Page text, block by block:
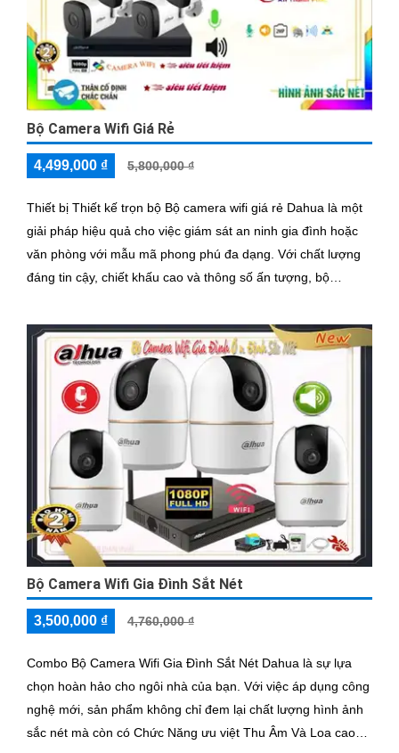
Bộ Camera Wifi Giá Rẻ
4,499,000 ₫ 5,800,000 ₫
Thiết bị Thiết kế trọn bộ Bộ camera wifi giá rẻ Dahua là một
giải pháp hiệu quả cho việc giám sát an ninh gia đình hoặc
văn phòng với mẫu mã phong phú đa dạng. Với chất lượng
đáng tin cậy, chiết khấu cao và thông số ấn tượng, bộ
Bộ Camera Wifi Gia Đình Sắt Nét
3,500,000 ₫ 4,760,000 ₫
Combo Bộ Camera Wifi Gia Đình Sắt Nét Dahua là sự lựa
chọn hoàn hảo cho ngôi nhà của bạn. Với việc áp dụng công
nghệ mới, sản phẩm không chỉ đem lại chất lượng hình ảnh
sắc nét mà còn có Chức Năng ưu việt Thu Âm Và Loa cao